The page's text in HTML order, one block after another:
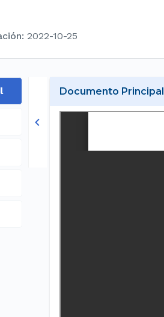
: 2022-10-25
Documento Principal